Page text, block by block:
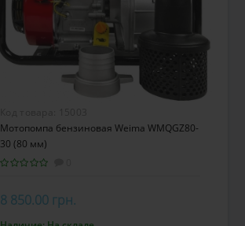
Мотопомпа бензиновая Weima WMQGZ80-
30 (80 мм)
8 850.00 грн.